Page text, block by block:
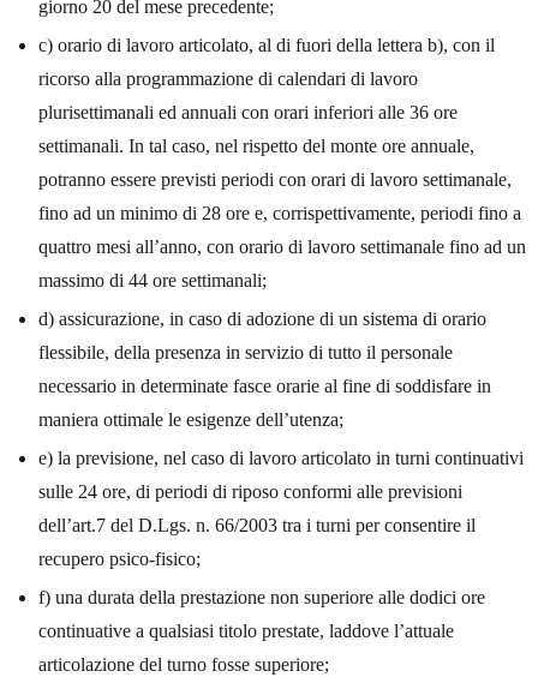
giorno 20 del mese precedente;
c) orario di lavoro articolato, al di fuori della lettera b), con il
ricorso alla programmazione di calendari di lavoro
plurisettimanali ed annuali con orari inferiori alle 36 ore
settimanali. In tal caso, nel rispetto del monte ore annuale,
potranno essere previsti periodi con orari di lavoro settimanale,
fino ad un minimo di 28 ore e, corrispettivamente, periodi fino a
quattro mesi all’anno, con orario di lavoro settimanale fino ad un
massimo di 44 ore settimanali;
d) assicurazione, in caso di adozione di un sistema di orario
flessibile, della presenza in servizio di tutto il personale
necessario in determinate fasce orarie al fine di soddisfare in
maniera ottimale le esigenze dell’utenza;
e) la previsione, nel caso di lavoro articolato in turni continuativi
sulle 24 ore, di periodi di riposo conformi alle previsioni
dell’art.7 del D.Lgs. n. 66/2003 tra i turni per consentire il
recupero psico-fisico;
f) una durata della prestazione non superiore alle dodici ore
continuative a qualsiasi titolo prestate, laddove l’attuale
articolazione del turno fosse superiore;